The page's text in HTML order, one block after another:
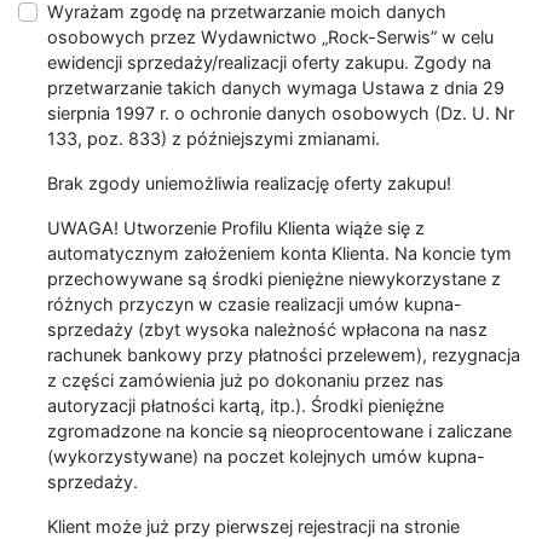
Wyrażam zgodę na przetwarzanie moich danych
osobowych przez Wydawnictwo „Rock-Serwis” w celu
ewidencji sprzedaży/realizacji oferty zakupu. Zgody na
przetwarzanie takich danych wymaga Ustawa z dnia 29
sierpnia 1997 r. o ochronie danych osobowych (Dz. U. Nr
133, poz. 833) z późniejszymi zmianami.
Brak zgody uniemożliwia realizację oferty zakupu!
UWAGA! Utworzenie Profilu Klienta wiąże się z
automatycznym założeniem konta Klienta. Na koncie tym
przechowywane są środki pieniężne niewykorzystane z
różnych przyczyn w czasie realizacji umów kupna-
sprzedaży (zbyt wysoka należność wpłacona na nasz
rachunek bankowy przy płatności przelewem), rezygnacja
z części zamówienia już po dokonaniu przez nas
autoryzacji płatności kartą, itp.). Środki pieniężne
zgromadzone na koncie są nieoprocentowane i zaliczane
(wykorzystywane) na poczet kolejnych umów kupna-
sprzedaży.
Klient może już przy pierwszej rejestracji na stronie